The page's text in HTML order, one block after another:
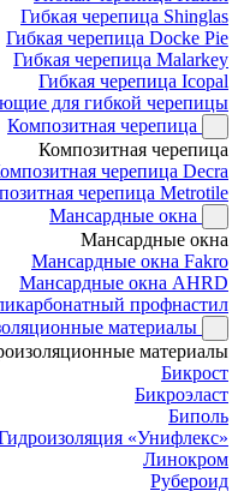
Гибкая черепица Shinglas
Гибкая черепица Docke Pie
Гибкая черепица Malarkey
Гибкая черепица Icopal
для гибкой черепицы
Композитная черепица
Композитная черепица
черепица Decra
черепица Metrotile
Мансардные окна
Мансардные окна
Мансардные окна Fakro
Мансардные окна AHRD
профнастил
материалы
материалы
Бикрост
Бикроэласт
Биполь
«Унифлекс»
Линокром
Рубероид